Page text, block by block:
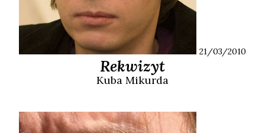
21/03/2010
Rekwizyt
Kuba Mikurda